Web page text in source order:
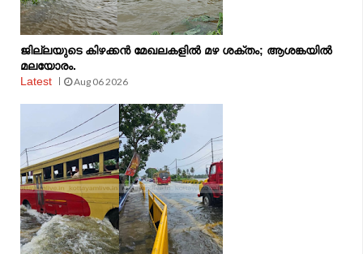
ജില്ലയുടെ കിഴക്കൻ മേഖലകളിൽ മഴ ശക്തം; ആശങ്കയിൽ
മലയോരം.
Latest
Aug 06 2026